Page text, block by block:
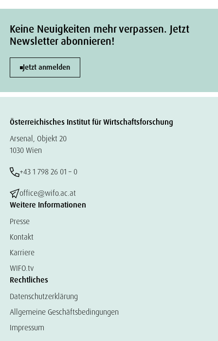
Keine Neuigkeiten mehr verpassen. Jetzt
Newsletter abonnieren!
Jetzt anmelden
Österreichisches Institut für Wirtschaftsforschung
Arsenal, Objekt 20
1030 Wien
+43 1 798 26 01 – 0
office@wifo.ac.at
Weitere Informationen
Presse
Kontakt
Karriere
WIFO.tv
Rechtliches
Datenschutzerklärung
Allgemeine Geschäftsbedingungen
Impressum